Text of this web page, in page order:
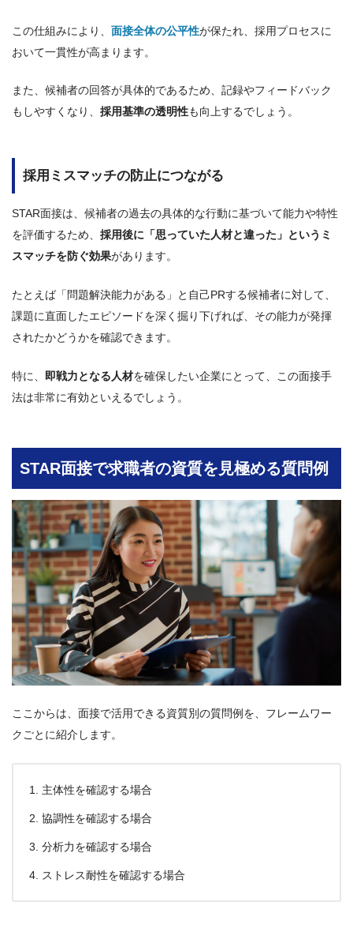
この仕組みにより、 面接全体の公平性が保たれ、採用プロセスに
おいて一貫性が高まります。
また、候補者の回答が具体的であるため、記録やフィードバック
もしやすくなり、 採用基準の透明性も向上するでしょう。
採用ミスマッチの防止につながる
STAR面接は、候補者の過去の具体的な行動に基づいて能力や特性
を評価するため、 採用後に「思っていた人材と違った」というミ
スマッチを防ぐ効果があります。
たとえば「問題解決能力がある」と自己PRする候補者に対して、
課題に直面したエピソードを深く掘り下げれば、その能力が発揮
されたかどうかを確認できます。
特に、 即戦力となる人材を確保したい企業にとって、この面接手
法は非常に有効といえるでしょう。
STAR面接で求職者の資質を見極める質問例
ここからは、面接で活用できる資質別の質問例を、フレームワー
クごとに紹介します。
主体性を確認する場合
協調性を確認する場合
分析力を確認する場合
ストレス耐性を確認する場合